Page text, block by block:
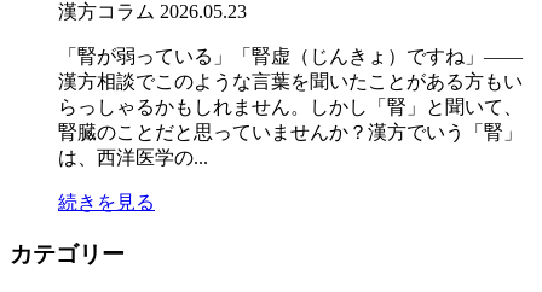
漢方コラム 2026.05.23
「腎が弱っている」「腎虚（じんきょ）ですね」——
漢方相談でこのような言葉を聞いたことがある方もい
らっしゃるかもしれません。しかし「腎」と聞いて、
腎臓のことだと思っていませんか？漢方でいう「腎」
は、西洋医学の...
続きを見る
カテゴリー